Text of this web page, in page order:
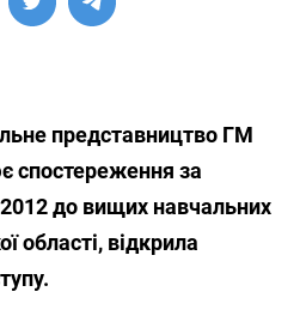
представництво ГМ
спостереження за
до вищих навчальних
області, відкрила